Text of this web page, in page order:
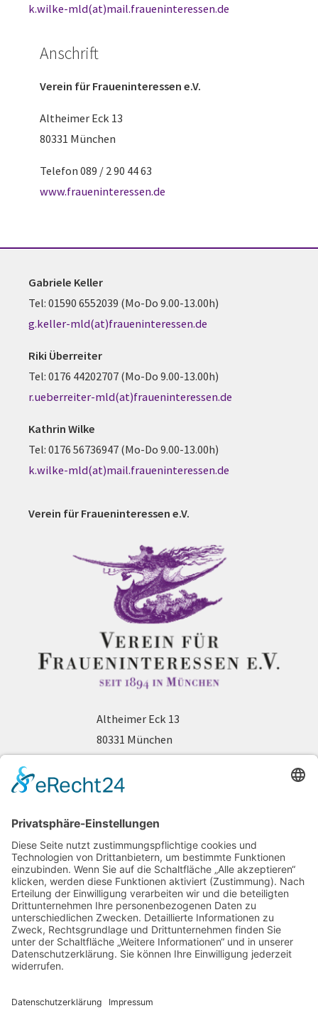
k.wilke-mld(at)mail.fraueninteressen.de
Anschrift
Verein für Fraueninteressen e.V.
Altheimer Eck 13
80331 München
Telefon 089 / 2 90 44 63
www.fraueninteressen.de
Gabriele Keller
Tel: 01590 6552039 (Mo-Do 9.00-13.00h)
g.keller-mld(at)fraueninteressen.de
Riki Überreiter
Tel: 0176 44202707 (Mo-Do 9.00-13.00h)
r.ueberreiter-mld(at)fraueninteressen.de
Kathrin Wilke
Tel: 0176 56736947 (Mo-Do 9.00-13.00h)
k.wilke-mld(at)mail.fraueninteressen.de
Verein für Fraueninteressen e.V.
Altheimer Eck 13
80331 München
www.fraueninteressen.de
gefördert durch: